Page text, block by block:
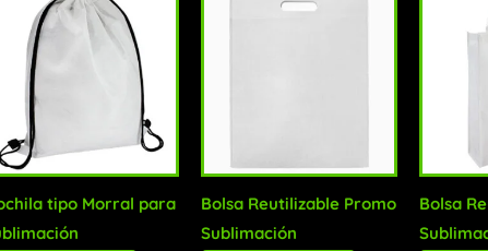
tipo Morral para
Bolsa Reutilizable Promo
Sublimación
Bolsa